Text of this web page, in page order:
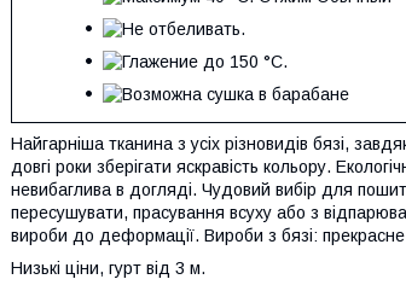
Найгарніша тканина з усіх різновидів бязі,
довгі роки зберігати яскравість кольору.
невибаглива в догляді. Чудовий вибір для
пересушувати, прасування всуху або з
вироби до деформації. Вироби з бязі: прекрасне
Низькі ціни, гурт від 3 м.